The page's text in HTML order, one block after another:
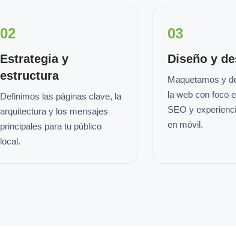
02
Estrategia y
estructura
Definimos las páginas clave, la
arquitectura y los mensajes
principales para tu público
local.
03
Diseño y
Maquetamos y
la web con foco
SEO y
en móvil.